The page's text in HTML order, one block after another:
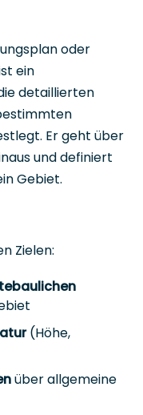
oder
ein
detaillierten
Er geht über
und definiert
Gebiet.
Zielen:
(Höhe,
über allgemeine